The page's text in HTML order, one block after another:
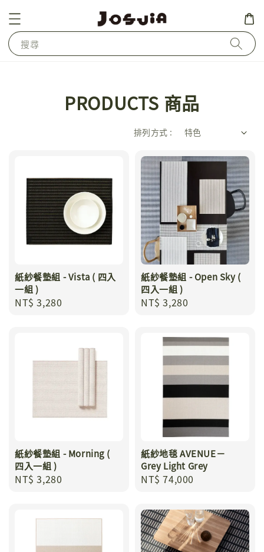
搜尋
PRODUCTS 商品
排列方式 :
紙紗餐墊組 - Vista ( 四入
一組 )
Regular
NT$ 3,280
紙紗餐墊組 - Open Sky (
四入一組 )
Regular
NT$ 3,280
紙紗餐墊組 - Morning (
四入一組 )
Regular
NT$ 3,280
紙紗地毯 AVENUE－
Grey Light Grey
Regular
NT$ 74,000